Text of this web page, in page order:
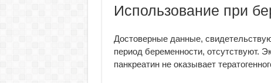
Использование при
Достоверные данные,
период беременности, отсутствуют.
панкреатин не оказывает